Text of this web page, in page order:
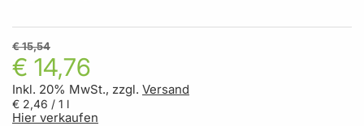
€ 14,76
€ 15,54
Inkl. 20% MwSt., zzgl. Versand
€ 2,46 / 1 l
Hier verkaufen